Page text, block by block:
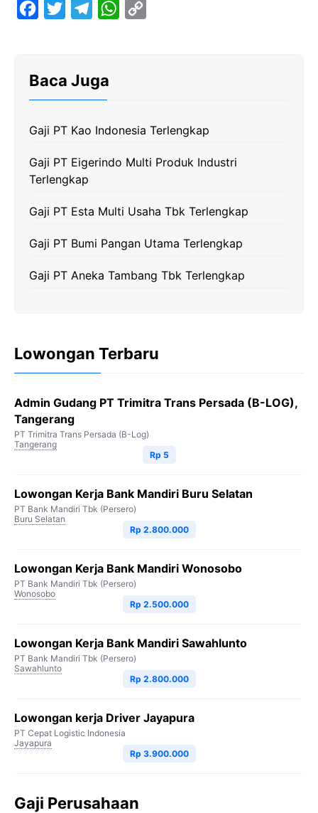
o
k
g
a
m
W
p
p
k
Baca Juga
Gaji PT Kao Indonesia Terlengkap
Gaji PT Eigerindo Multi Produk Industri
Terlengkap
Gaji PT Esta Multi Usaha Tbk Terlengkap
Gaji PT Bumi Pangan Utama Terlengkap
Gaji PT Aneka Tambang Tbk Terlengkap
Lowongan Terbaru
Admin Gudang PT Trimitra Trans Persada (B-LOG),
Tangerang
PT Trimitra Trans Persada (B-Log)
Tangerang
Rp 5
Lowongan Kerja Bank Mandiri Buru Selatan
PT Bank Mandiri Tbk (Persero)
Buru Selatan
Rp 2.800.000
Lowongan Kerja Bank Mandiri Wonosobo
PT Bank Mandiri Tbk (Persero)
Wonosobo
Rp 2.500.000
Lowongan Kerja Bank Mandiri Sawahlunto
PT Bank Mandiri Tbk (Persero)
Sawahlunto
Rp 2.800.000
Lowongan kerja Driver Jayapura
PT Cepat Logistic Indonesia
Jayapura
Rp 3.900.000
Gaji Perusahaan